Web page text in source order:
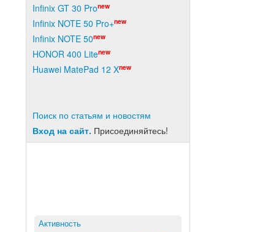
Infinix GT 30 Pronew
Infinix NOTE 50 Pro+new
Infinix NOTE 50new
HONOR 400 Litenew
Huawei MatePad 12 Xnew
Поиск по статьям и новостям
Вход на сайт. Присоединяйтесь!
Активность